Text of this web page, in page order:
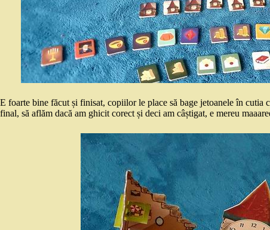
E foarte bine făcut și finisat, copiilor le place să bage jetoanele în cutia
final, să aflăm dacă am ghicit corect și deci am câștigat, e mereu